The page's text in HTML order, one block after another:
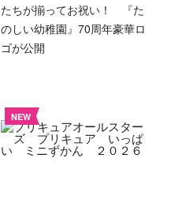
たちが揃ってお祝い！ 『た
のしい幼稚園』70周年豪華ロ
ゴが公開
NEW